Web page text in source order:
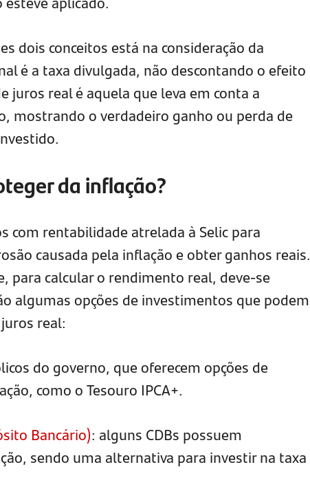
dois conceitos está na consideração da
é a taxa divulgada, não descontando o efeito
juros real é aquela que leva em conta a
mostrando o verdadeiro ganho ou perda de
da inflação?
com rentabilidade atrelada à Selic para
causada pela inflação e obter ganhos reais.
para calcular o rendimento real, deve-se
algumas opções de investimentos que podem
real:
do governo, que oferecem opções de
como o Tesouro IPCA+.
Bancário): alguns CDBs possuem
sendo uma alternativa para investir na taxa